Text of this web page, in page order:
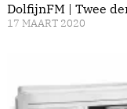
DolfijnFM | Twee
17 MAART 2020